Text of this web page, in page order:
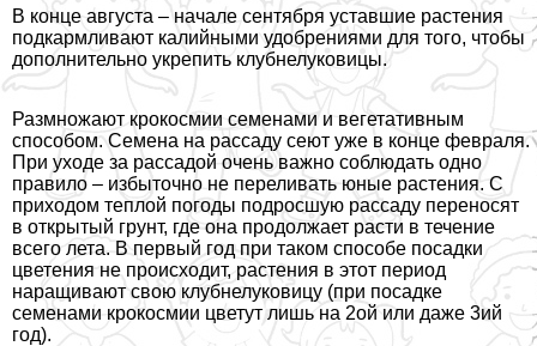
В конце августа – начале сентября уставшие растения
подкармливают калийными удобрениями для того, чтобы
дополнительно укрепить клубнелуковицы.
Размножают крокосмии семенами и вегетативным
способом. Семена на рассаду сеют уже в конце февраля.
При уходе за рассадой очень важно соблюдать одно
правило – избыточно не переливать юные растения. С
приходом теплой погоды подросшую рассаду переносят
в открытый грунт, где она продолжает расти в течение
всего лета. В первый год при таком способе посадки
цветения не происходит, растения в этот период
наращивают свою клубнелуковицу (при посадке
семенами крокосмии цветут лишь на 2ой или даже 3ий
год).